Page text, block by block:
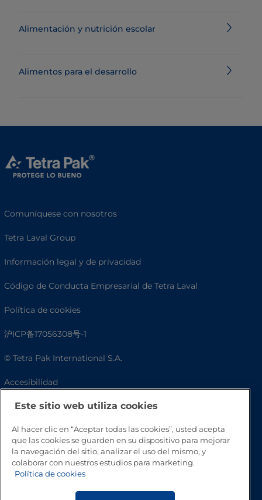
Alimentación y nutrición escolar
Alimentos para el desarrollo
Comuníquese con nosotros
Tetra Laval Group
Información legal y de privacidad
Código de Conducta Empresarial de Tetra Laval
Política de cookies
沪ICP备17056308号-1
© Tetra Pak International S.A.
Accesibilidad
Preguntas frecuentes
Este sitio web utiliza cookies
Al hacer clic en “Aceptar todas las cookies”, usted acepta
que las cookies se guarden en su dispositivo para mejorar
la navegación del sitio, analizar el uso del mismo, y
colaborar con nuestros estudios para marketing.
Política de cookies